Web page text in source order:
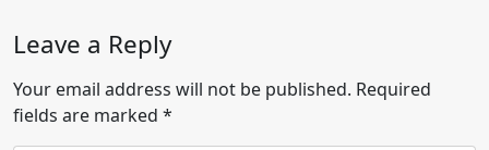
Leave a Reply
Your email address will not be published. Required
fields are marked *